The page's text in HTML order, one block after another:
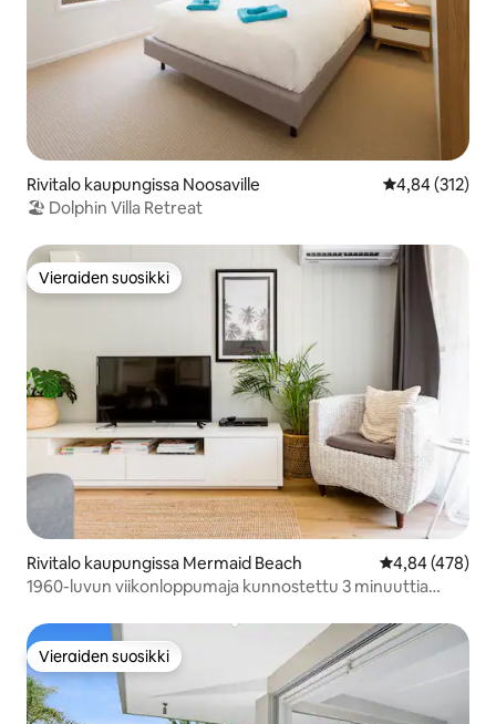
Rivitalo kaupungissa Noosaville
4,84 (312)
🏖 Dolphin Villa Retreat
Vieraiden suosikki
Vieraiden suosikki
Rivitalo kaupungissa Mermaid Beach
4,84 (478)
1960-luvun viikonloppumaja kunnostettu 3 minuuttia
Vieraiden suosikki
Vieraiden suosikki